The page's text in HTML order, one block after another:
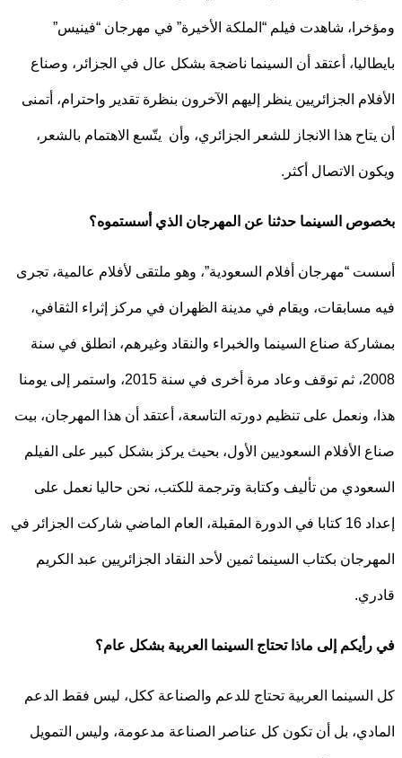
شاهدت فيلم “الملكة الأخيرة” في مهرجان “فينيس”
أعتقد أن السينما ناضجة بشكل عال في الجزائر، وصناع
الجزائريين ينظر إليهم الآخرون بنظرة تقدير واحترام، أتمنى
هذا الانجاز للشعر الجزائري، وأن يتّسع الاهتمام بالشعر،
الاتصال أكثر.
السينما حدثنا عن المهرجان الذي أسستموه؟
“مهرجان أفلام السعودية”، وهو ملتقى لأفلام عالمية، تجرى
ويقام في مدينة الظهران في مركز إثراء الثقافي،
صناع السينما والخبراء والنقاد وغيرهم، انطلق في سنة
2008، ثم توقف وعاد مرة أخرى في سنة 2015، واستمر إلى يومنا
ونعمل على تنظيم دورته التاسعة، أعتقد أن هذا المهرجان، بيت
الأفلام السعوديين الأول، بحيث يركز بشكل كبير على الفيلم
من تأليف وكتابة وترجمة للكتب، نحن حاليا نعمل على
إعداد 16 كتابا في الدورة المقبلة، العام الماضي شاركت الجزائر في
بكتاب السينما ثمين لأحد النقاد الجزائريين عبد الكريم
إلى ماذا تحتاج السينما العربية بشكل عام؟
العربية تحتاج للدعم والصناعة ككل، ليس فقط الدعم
بل أن تكون كل عناصر الصناعة مدعومة، وليس التمويل